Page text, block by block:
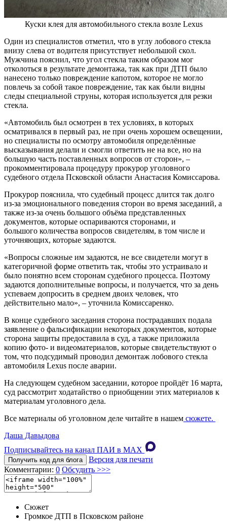
Куски клея для автомобильного стекла возле Lexus
Один из специалистов отметил, что в углу лобового стекла
внизу слева от водителя присутствует небольшой скол.
Мужчина пояснил, что угол стекла таким образом мог
отколоться в результате демонтажа, так как при ДТП было
нанесено только повреждение капотом, которое не могло
повлечь за собой такое повреждение, так как были видны
следы специальной струны, которая используется для резки
стекла.
«Автомобиль был осмотрен в тех условиях, в которых
осматривался в первый раз, не при очень хорошем освещении,
но специалисты по осмотру автомобиля определённые
высказывания делали и смогли ответить не на все, но на
большую часть поставленных вопросов от сторон», –
прокомментировала процедуру прокурор уголовного
судебного отдела Псковской области Анастасия Комиссарова.
Прокурор пояснила, что судебный процесс длится так долго
из-за эмоционального поведения сторон во время заседаний, а
также из-за очень большого объёма представленных
документов, которые оспариваются сторонами, и
большого количества вопросов свидетелям, в том числе и
уточняющих, которые задаются.
«Вопросы сложные им задаются, не все свидетели могут в
категоричной форме ответить так, чтобы это устраивало и
было понятно всем сторонам судебного процесса. Поэтому
задаются дополнительные вопросы, и получается, что за день
успеваем допросить в среднем двоих человек, что
действительно мало», – уточнила Комиссаренко.
В конце судебного заседания сторона пострадавших подала
заявление о фальсификации некоторых документов, которые
сторона защиты предоставила в суд, а также приложила
копию фото- и видеоматериалов, которые свидетельствуют о
том, что подсудимый проводил демонтаж лобового стекла
автомобиля Lexus после аварии.
На следующем судебном заседании, которое пройдёт 16 марта,
суд рассмотрит ходатайство о приобщении этих материалов к
материалам уголовного дела.
Все материалы об уголовном деле читайте в нашем сюжете.
Даша Давыдова
Подписывайтесь на канал ПАИ в MAХ
Получить код для блога
Версия для печати
Комментарии: 0 Обсудить >>>
Сюжет
Громкое ДТП в Псковском районе